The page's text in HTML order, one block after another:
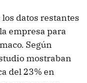
datos restantes
empresa para
Según
mostraban
del 23% en